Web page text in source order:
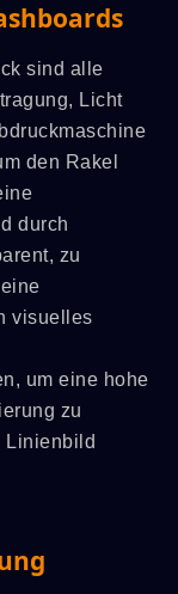
sind alle
Licht
den Rakel
durch
zu
visuelles
um eine hohe
zu
Linienbild